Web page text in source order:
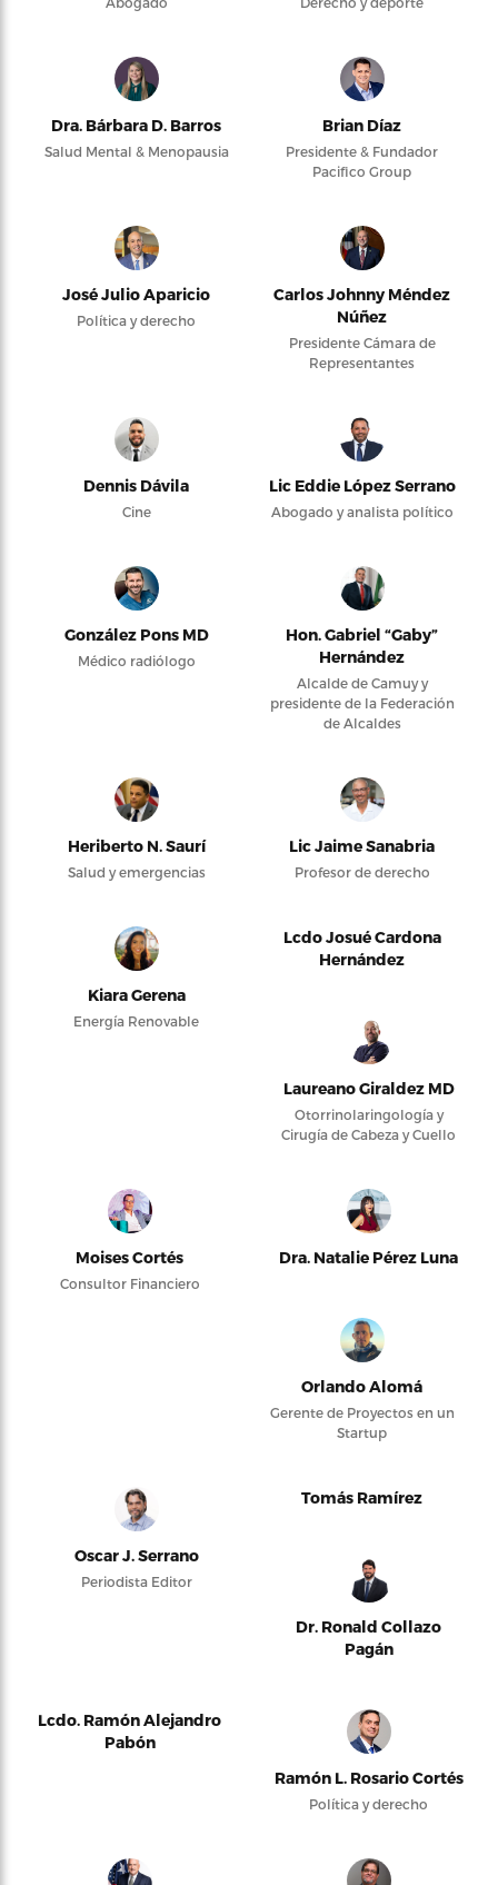
Dra. Bárbara D. Barros
Salud Mental & Menopausia
Brian Díaz
Presidente & Fundador
Pacifico Group
José Julio Aparicio
Política y derecho
Carlos Johnny Méndez
Núñez
Presidente Cámara de
Representantes
Dennis Dávila
Cine
Lic Eddie López Serrano
Abogado y analista político
González Pons MD
Médico radiólogo
Hon. Gabriel “Gaby”
Hernández
Alcalde de Camuy y
presidente de la Federación
de Alcaldes
Heriberto N. Saurí
Salud y emergencias
Lic Jaime Sanabria
Profesor de derecho
Kiara Gerena
Energía Renovable
Lcdo Josué Cardona
Hernández
Laureano Giraldez MD
Otorrinolaringología y
Cirugía de Cabeza y Cuello
Moises Cortés
Consultor Financiero
Dra. Natalie Pérez Luna
Orlando Alomá
Gerente de Proyectos en un
Startup
Oscar J. Serrano
Periodista Editor
Tomás Ramírez
Dr. Ronald Collazo
Pagán
Lcdo. Ramón Alejandro
Pabón
Ramón L. Rosario Cortés
Política y derecho